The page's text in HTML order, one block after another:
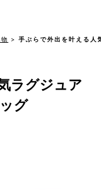
手ぶらで外出を叶える人
ラグジュア
グ